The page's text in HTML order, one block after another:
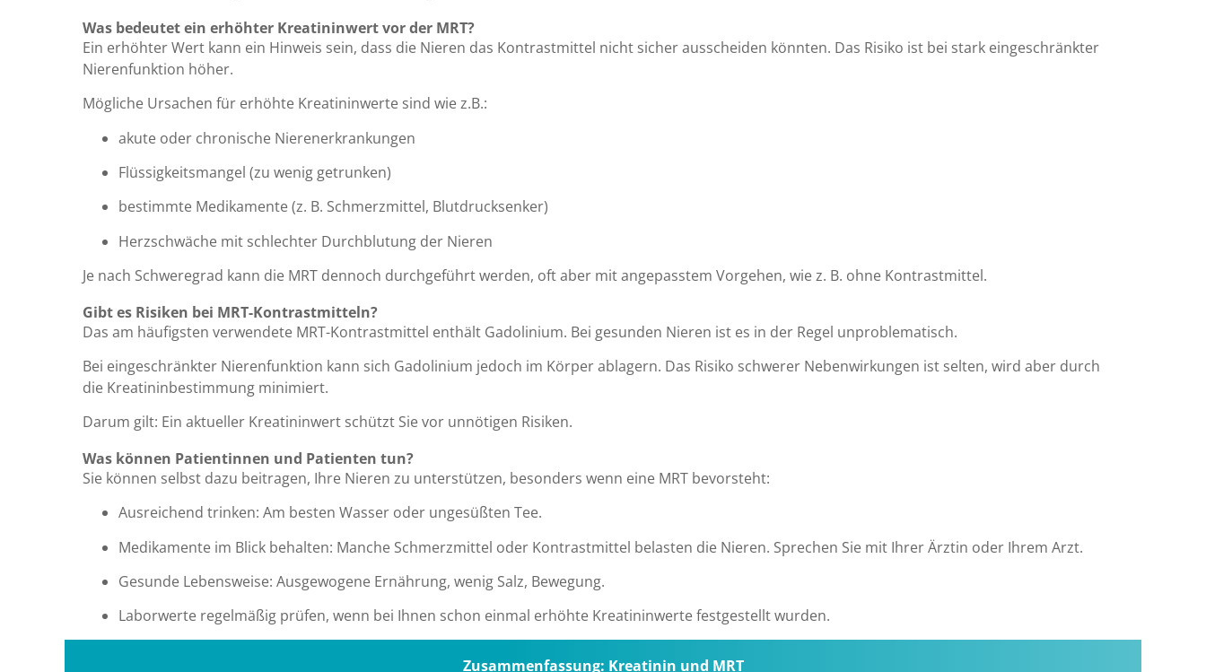
Was bedeutet ein erhöhter Kreatininwert vor der MRT?
Ein erhöhter Wert kann ein Hinweis sein, dass die Nieren das Kontrastmittel nicht sicher ausscheiden könnten. Das Risiko ist bei stark eingeschränkter
Nierenfunktion höher.
Mögliche Ursachen für erhöhte Kreatininwerte sind wie z.B.:
akute oder chronische Nierenerkrankungen
Flüssigkeitsmangel (zu wenig getrunken)
bestimmte Medikamente (z. B. Schmerzmittel, Blutdrucksenker)
Herzschwäche mit schlechter Durchblutung der Nieren
Je nach Schweregrad kann die MRT dennoch durchgeführt werden, oft aber mit angepasstem Vorgehen, wie z. B. ohne Kontrastmittel.
Gibt es Risiken bei MRT-Kontrastmitteln?
Das am häufigsten verwendete MRT-Kontrastmittel enthält Gadolinium. Bei gesunden Nieren ist es in der Regel unproblematisch.
Bei eingeschränkter Nierenfunktion kann sich Gadolinium jedoch im Körper ablagern. Das Risiko schwerer Nebenwirkungen ist selten, wird aber durch
die Kreatininbestimmung minimiert.
Darum gilt: Ein aktueller Kreatininwert schützt Sie vor unnötigen Risiken.
Was können Patientinnen und Patienten tun?
Sie können selbst dazu beitragen, Ihre Nieren zu unterstützen, besonders wenn eine MRT bevorsteht:
Ausreichend trinken: Am besten Wasser oder ungesüßten Tee.
Medikamente im Blick behalten: Manche Schmerzmittel oder Kontrastmittel belasten die Nieren. Sprechen Sie mit Ihrer Ärztin oder Ihrem Arzt.
Gesunde Lebensweise: Ausgewogene Ernährung, wenig Salz, Bewegung.
Laborwerte regelmäßig prüfen, wenn bei Ihnen schon einmal erhöhte Kreatininwerte festgestellt wurden.
Zusammenfassung: Kreatinin und MRT